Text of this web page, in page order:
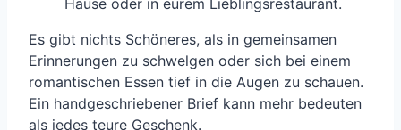
Hause oder in eurem Lieblingsrestaurant.
Es gibt nichts Schöneres, als in gemeinsamen
Erinnerungen zu schwelgen oder sich bei einem
romantischen Essen tief in die Augen zu schauen.
Ein handgeschriebener Brief kann mehr bedeuten
als jedes teure Geschenk.